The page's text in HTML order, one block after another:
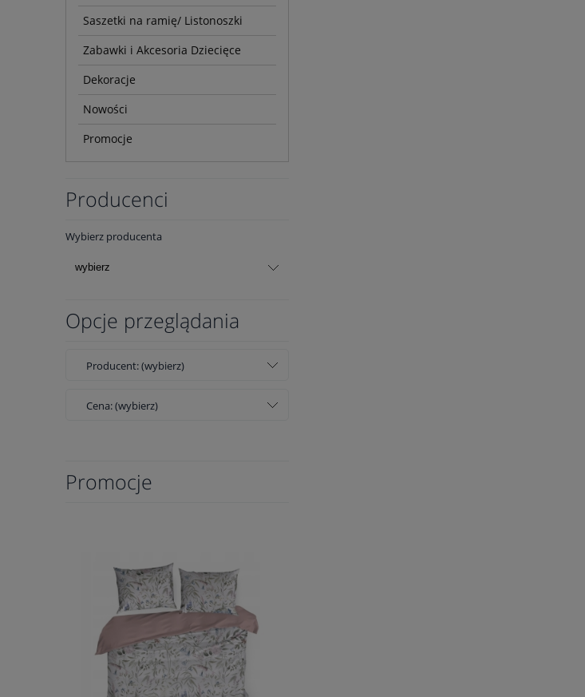
Saszetki na ramię/ Listonoszki
Zabawki i Akcesoria Dziecięce
Dekoracje
Nowości
Promocje
Producenci
Wybierz producenta
Opcje przeglądania
Producent: (wybierz)
Cena: (wybierz)
Promocje